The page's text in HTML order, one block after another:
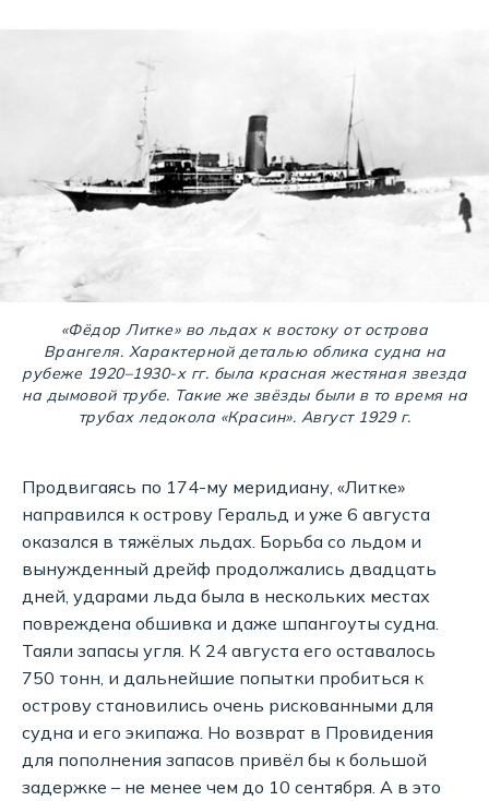
«Фёдор Литке» во льдах к востоку от острова
Врангеля. Характерной деталью облика судна на
рубеже 1920–1930-х гг. была красная жестяная звезда
на дымовой трубе. Такие же звёзды были в то время на
трубах ледокола «Красин». Август 1929 г.
Продвигаясь по 174-му меридиану, «Литке»
направился к острову Геральд и уже 6 августа
оказался в тяжёлых льдах. Борьба со льдом и
вынужденный дрейф продолжались двадцать
дней, ударами льда была в нескольких местах
повреждена обшивка и даже шпангоуты судна.
Таяли запасы угля. К 24 августа его оставалось
750 тонн, и дальнейшие попытки пробиться к
острову становились очень рискованными для
судна и его экипажа. Но возврат в Провидения
для пополнения запасов привёл бы к большой
задержке – не менее чем до 10 сентября. А в это